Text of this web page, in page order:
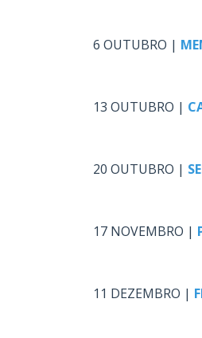
6 OUTUBRO |
13 OUTUBRO |
20 OUTUBRO |
17 NOVEMBRO |
11 DEZEMBRO |